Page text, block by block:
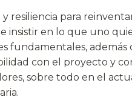
y resiliencia para
insistir en lo que uno
fundamentales, además
con el proyecto y
sobre todo en el